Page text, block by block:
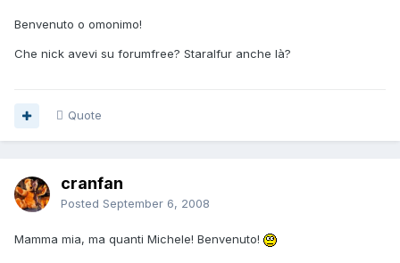
Benvenuto o omonimo!
Che nick avevi su forumfree? Staralfur anche là?
Quote
cranfan
Posted September 6, 2008
Mamma mia, ma quanti Michele! Benvenuto!